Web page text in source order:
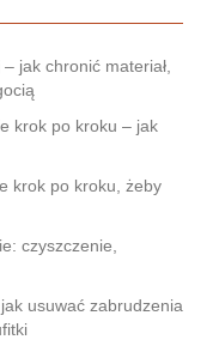
jak chronić materiał,
krok po kroku – jak
krok po kroku, żeby
czyszczenie,
usuwać zabrudzenia